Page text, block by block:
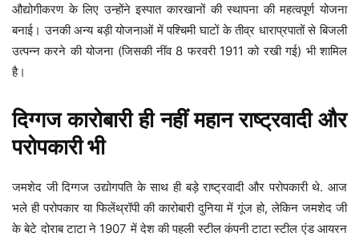
औद्योगीकरण के लिए उन्होंने इस्पात कारखानों की स्थापना की महत्वपूर्ण योजना
बनाई। उनकी अन्य बड़ी योजनाओं में पश्चिमी घाटों के तीव्र धाराप्रपातों से बिजली
उत्पन्न करने की योजना (जिसकी नींव 8 फरवरी 1911 को रखी गई) भी शामिल
है।
दिग्गज कारोबारी ही नहीं महान राष्ट्रवादी और
परोपकारी भी
जमशेद जी दिग्गज उद्योगपति के साथ ही बड़े राष्ट्रवादी और परोपकारी थे. आज
भले ही परोपकार या फिलेंथ्रॉपी की कारोबारी दुनिया में गूंज हो, लेकिन जमशेद जी
के बेटे दोराब टाटा ने 1907 में देश की पहली स्टील कंपनी टाटा स्टील एंड आयरन